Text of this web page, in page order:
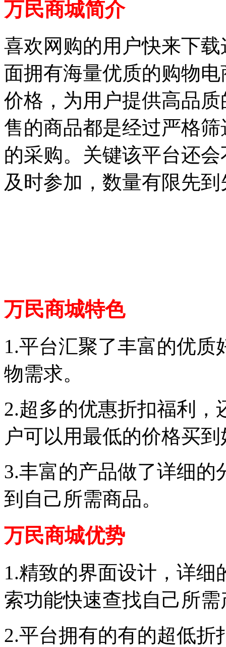
万民商城简介
喜欢网购的用户快来下
面拥有海量优质的购物
价格，为用户提供高品
售的商品都是经过严格
的采购。关键该平台还
及时参加，数量有限先
万民商城特色
1.平台汇聚了丰富的优
物需求。
2.超多的优惠折扣福利
户可以用最低的价格买
3.丰富的产品做了详细
到自己所需商品。
万民商城优势
1.精致的界面设计，详
索功能快速查找自己所需
2.平台拥有的有的超低